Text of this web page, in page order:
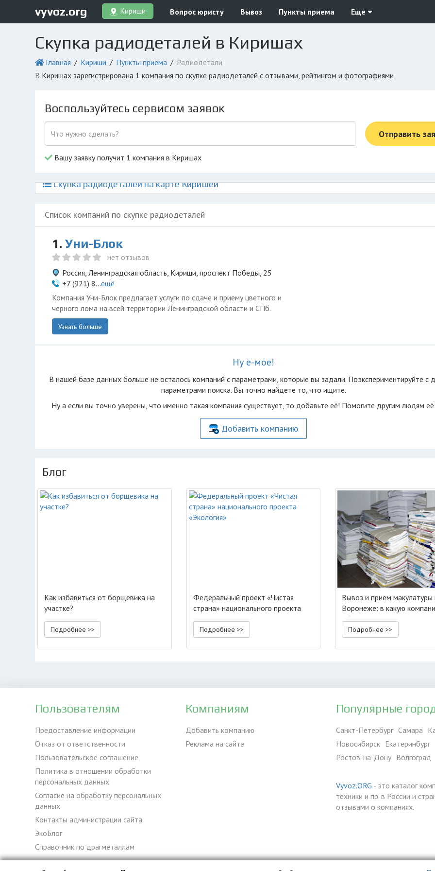
vyvoz.org Кириши Вопрос юристу Вывоз Пункты приема Еще
Скупка радиодеталей в Киришах
Главная Кириши Пункты приема
Радиодетали
в Киришах зарегистрирована 1 компания по скупке радиодеталей с отзывами, рейтингом и фотографиями
Воспользуйтесь сервисом заявок
Отправить
Вашу заявку получит 1 компания в Киришах
Скупка радиодеталей на карте Киришей
Список компаний по скупке радиодеталей
1. Уни-Блок
нет отзывов
Россия, Ленинградская область, Кириши, проспект Победы, 25
+7 (921) 8...ещё
Компания Уни-Блок предлагает услуги по сдаче и приему цветного и
черного лома на всей территории Ленинградской области и СПб.
Узнать больше
Ну ё-моё!
В нашей базе данных больше не осталоcь компаний с параметрами, которые вы задали. Поэкспериментируйте с
параметрами поиска. Вы точно найдете то, что ищите.
Ну а если вы точно уверены, что именно такая компания существует, то добавьте её! Помогите другим людям
Добавить компанию
Блог
Как избавиться от борщевика на
участке?
Подробнее >>
Федеральный проект «Чистая
страна» национального проекта
«Экология»
Подробнее >>
Вывоз и прием макулатуры
Воронеже: в какую
обратиться?
Подробнее >>
Пользователям
Предоставление информации
Отказ от ответственности
Пользовательское соглашение
Политика в отношении обработки
персональных данных
Согласие на обработку персональных
данных
Контакты администрации сайта
ЭкоБлог
Справочник по драгметаллам
Компаниям
Добавить компанию
Реклама на сайте
Популярные
Санкт-Петербург Самара
Новосибирск Екатеринбург
Ростов-на-Дону Волгоград
Vyvoz.ORG - это каталог
техники и пр. в России и
отзывами о компаниях.